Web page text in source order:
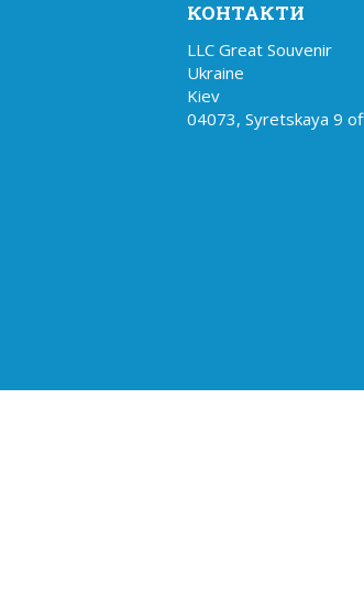
КОНТАКТИ
LLC Great Souvenir
Ukraine
Kiev
04073, Syretskaya 9